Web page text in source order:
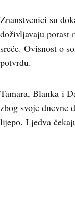
Znanstvenici su
doživljavaju porast
sreće. Ovisnost o
potvrdu.
Tamara, Blanka i
zbog svoje dnevne
lijepo. I jedva